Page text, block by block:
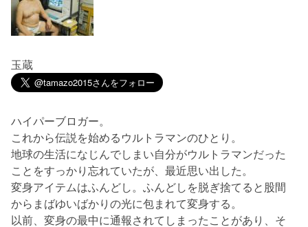
玉蔵
ハイパーブロガー。
これから伝説を始めるウルトラマンのひとり。
地球の生活になじんでしまい自分がウルトラマンだった
ことをすっかり忘れていたが、最近思い出した。
変身アイテムはふんどし。ふんどしを脱ぎ捨てると股間
からまばゆいばかりの光に包まれて変身する。
以前、変身の最中に通報されてしまったことがあり、そ